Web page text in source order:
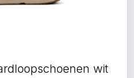
wit